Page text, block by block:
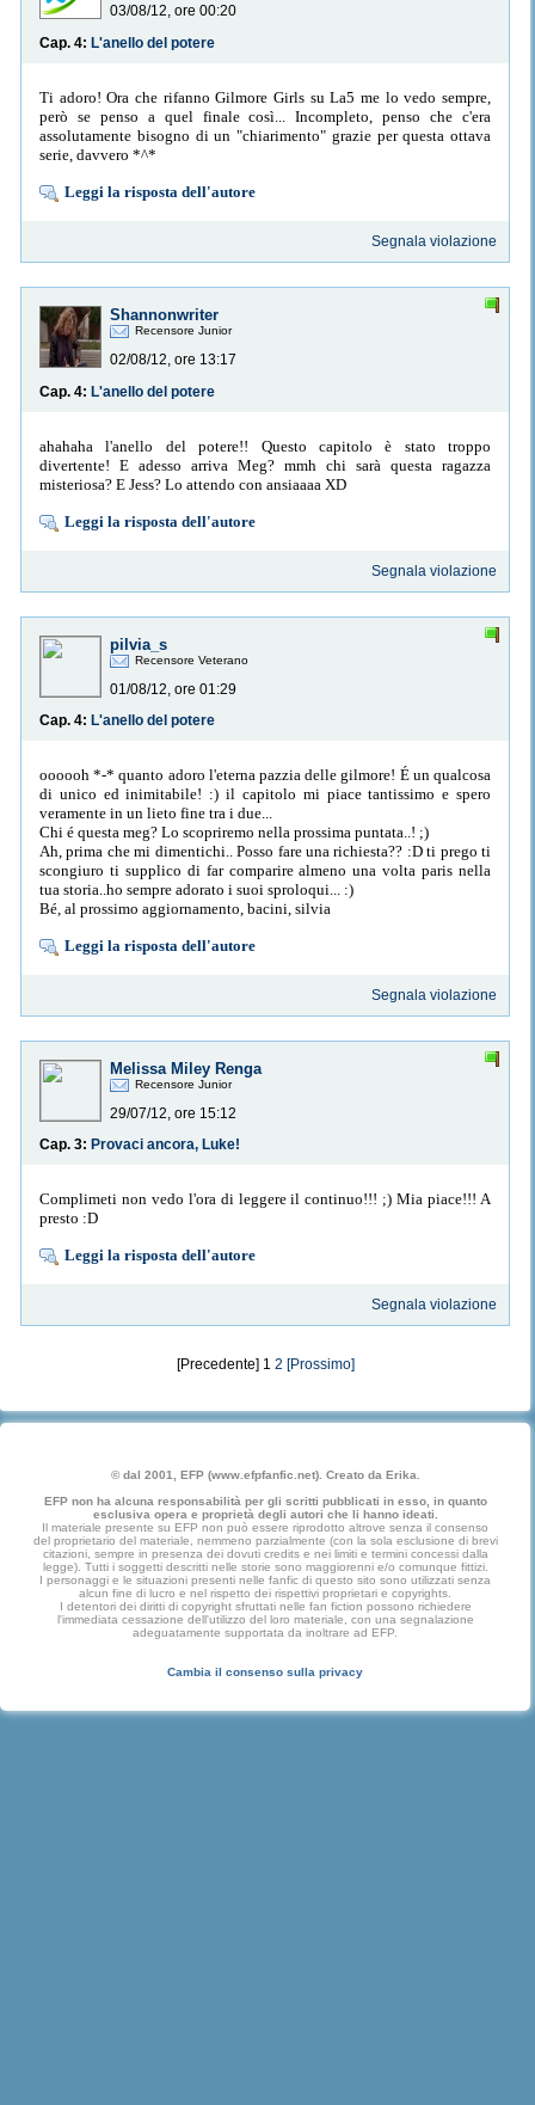
03/08/12, ore 00:20
Cap. 4: L'anello del potere
Ti adoro! Ora che rifanno Gilmore Girls su La5 me lo vedo sempre,
però se penso a quel finale così... Incompleto, penso che c'era
assolutamente bisogno di un "chiarimento" grazie per questa ottava
serie, davvero *^*
Leggi la risposta dell'autore
Segnala violazione
Shannonwriter
Recensore Junior
02/08/12, ore 13:17
Cap. 4: L'anello del potere
ahahaha l'anello del potere!! Questo capitolo è stato troppo
divertente! E adesso arriva Meg? mmh chi sarà questa ragazza
misteriosa? E Jess? Lo attendo con ansiaaaa XD
Leggi la risposta dell'autore
Segnala violazione
pilvia_s
Recensore Veterano
01/08/12, ore 01:29
Cap. 4: L'anello del potere
oooooh *-* quanto adoro l'eterna pazzia delle gilmore! É un qualcosa
di unico ed inimitabile! :) il capitolo mi piace tantissimo e spero
veramente in un lieto fine tra i due...
Chi é questa meg? Lo scopriremo nella prossima puntata..! ;)
Ah, prima che mi dimentichi.. Posso fare una richiesta?? :D ti prego ti
scongiuro ti supplico di far comparire almeno una volta paris nella
tua storia..ho sempre adorato i suoi sproloqui... :)
Bé, al prossimo aggiornamento, bacini, silvia
Leggi la risposta dell'autore
Segnala violazione
Melissa Miley Renga
Recensore Junior
29/07/12, ore 15:12
Cap. 3: Provaci ancora, Luke!
Complimeti non vedo l'ora di leggere il continuo!!! ;) Mia piace!!! A
presto :D
Leggi la risposta dell'autore
Segnala violazione
[Precedente] 1 2 [Prossimo]
© dal 2001, EFP (www.efpfanfic.net). Creato da Erika.
EFP non ha alcuna responsabilità per gli scritti pubblicati in esso, in quanto
esclusiva opera e proprietà degli autori che li hanno ideati.
Il materiale presente su EFP non può essere riprodotto altrove senza il consenso
del proprietario del materiale, nemmeno parzialmente (con la sola esclusione di brevi
citazioni, sempre in presenza dei dovuti credits e nei limiti e termini concessi dalla
legge). Tutti i soggetti descritti nelle storie sono maggiorenni e/o comunque fittizi.
I personaggi e le situazioni presenti nelle fanfic di questo sito sono utilizzati senza
alcun fine di lucro e nel rispetto dei rispettivi proprietari e copyrights.
I detentori dei diritti di copyright sfruttati nelle fan fiction possono richiedere
l'immediata cessazione dell'utilizzo del loro materiale, con una segnalazione
adeguatamente supportata da inoltrare ad EFP.
Cambia il consenso sulla privacy